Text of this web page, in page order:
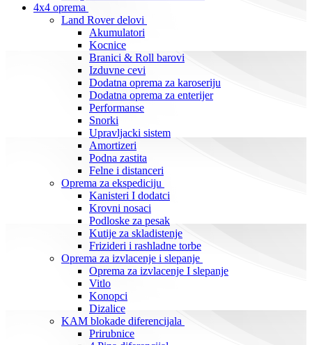
4x4 oprema
Land Rover delovi
Akumulatori
Kocnice
Branici & Roll barovi
Izduvne cevi
Dodatna oprema za karoseriju
Dodatna oprema za enterijer
Performanse
Snorki
Upravljacki sistem
Amortizeri
Podna zastita
Felne i distanceri
Oprema za ekspediciju
Kanisteri I dodatci
Krovni nosaci
Podloske za pesak
Kutije za skladistenje
Frizideri i rashladne torbe
Oprema za izvlacenje i slepanje
Oprema za izvlacenje I slepanje
Vitlo
Konopci
Dizalice
KAM blokade diferencijala
Prirubnice